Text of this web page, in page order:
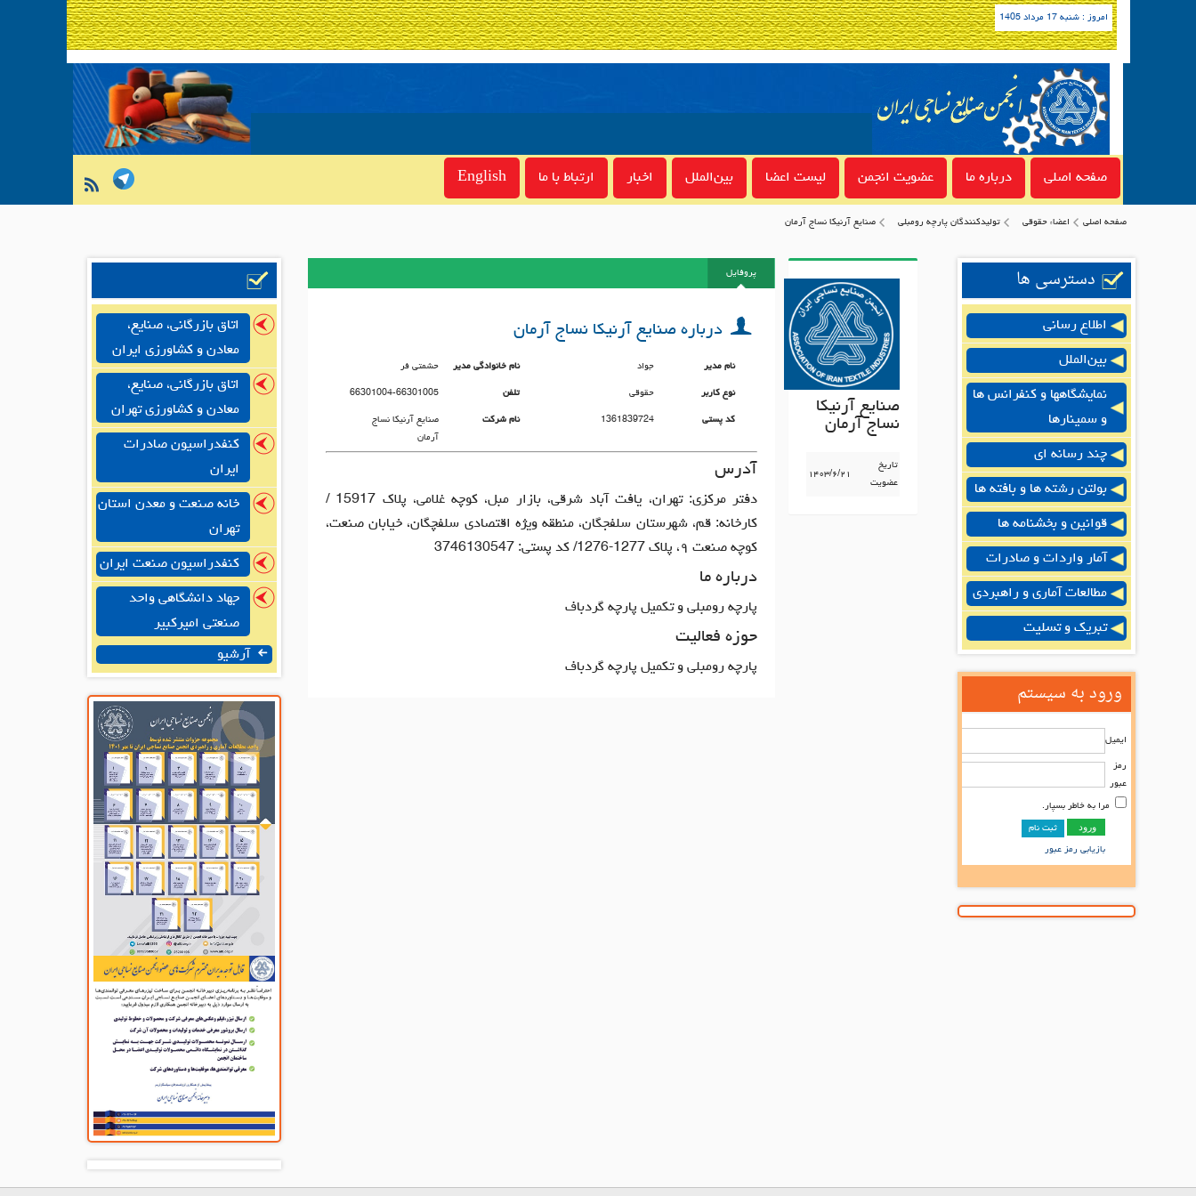
امروز : شنبه 17 مرداد 1405
صفحه اصلی درباره ما عضویت انجمن لیست اعضا بین‌الملل اخبار ارتباط با ما English
صفحه اصلی اعضاء حقوقی تولیدکنندگان پارچه رومبلی صنایع آرنیکا نساج آرمان
دسترسی ها
اطلاع رسانی
بین‌الملل
نمایشگاهها و کنفرانس ها
و سمینارها
چند رسانه ای
بولتن رشته ها و بافته ها
قوانین و بخشنامه ها
آمار واردات و صادرات
مطالعات آماری و راهبردی
تبریک و تسلیت
ورود به سیستم
ایمیل
رمز
عبور
مرا به خاطر بسپار.
ثبت نام
بازیابی رمز عبور
صنایع آرنیکا
نساج آرمان
تاریخ
عضویت
۱۴۰۳/۶/۲۱
پروفایل
درباره صنایع آرنیکا نساج آرمان
نام مدیر جواد نام خانوادگی مدیر حشمتی فر
نوع کاربر حقوقی تلفن 66301004-66301005
کد پستی 1361839724 نام شرکت
صنایع آرنیکا نساج
آرمان
آدرس
دفتر مرکزی: تهران، یافت آباد شرقی، بازار مبل، کوچه غلامی، پلاک 15917 /
کارخانه: قم، شهرستان سلفجگان، منطقه ویژه اقتصادی سلفچگان، خیابان صنعت،
کوچه صنعت ۹، پلاک 1277-1276/ کد پستی: 3746130547
درباره ما
پارچه رومبلی و تکمیل پارچه گردباف
حوزه فعالیت
پارچه رومبلی و تکمیل پارچه گردباف
اتاق بازرگانی، صنایع،
معادن و کشاورزی ایران
اتاق بازرگانی، صنایع،
معادن و کشاورزی تهران
کنفدراسیون صادرات
ایران
خانه صنعت و معدن استان
تهران
کنفدراسیون صنعت ایران
جهاد دانشگاهی واحد
صنعتی امیرکبیر
آرشیو